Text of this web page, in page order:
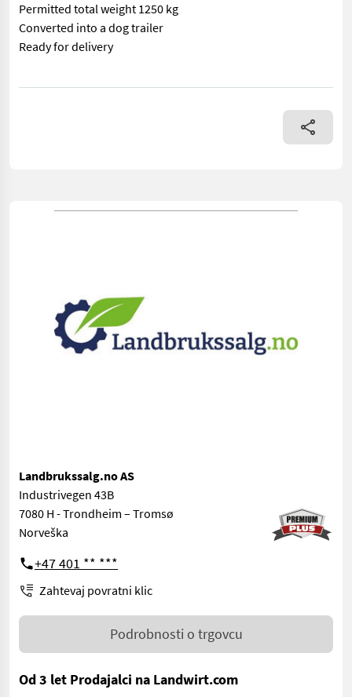
Permitted total weight 1250 kg
Converted into a dog trailer
Ready for delivery
== Mer informasjon (NO) == mascus_category: lighttrailers
Landbrukssalg.no AS
Industrivegen 43B
7080 H - Trondheim – Tromsø
Norveška
+47 401 ** ***
Zahtevaj povratni klic
Podrobnosti o trgovcu
Od 3 let Prodajalci na Landwirt.com